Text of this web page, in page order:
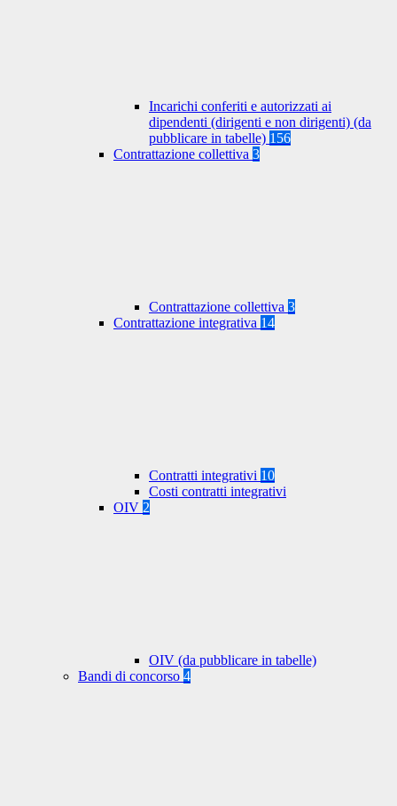
Incarichi conferiti e autorizzati ai
dipendenti (dirigenti e non dirigenti) (da
pubblicare in tabelle) 156
Contrattazione collettiva 3
Contrattazione collettiva 3
Contrattazione integrativa 14
Contratti integrativi 10
Costi contratti integrativi
OIV 2
OIV (da pubblicare in tabelle)
Bandi di concorso 4